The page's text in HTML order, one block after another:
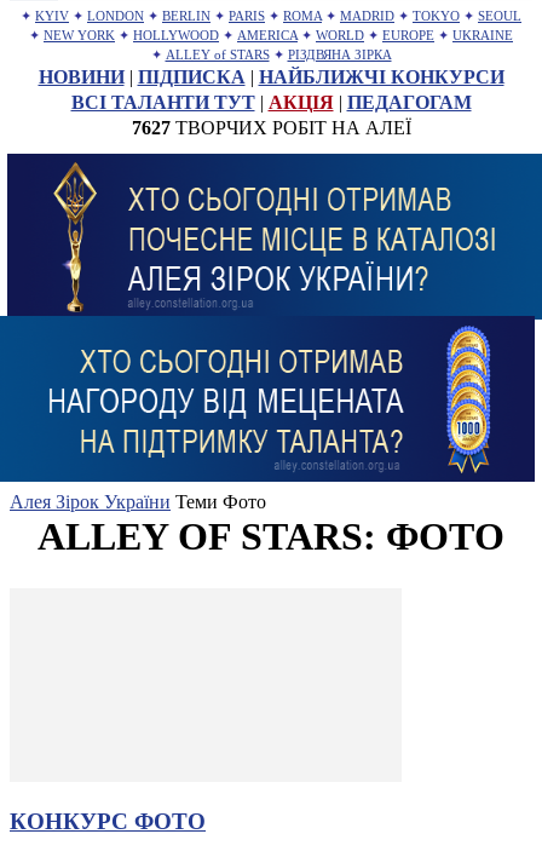
✦ KYIV ✦ LONDON ✦ BERLIN ✦ PARIS ✦ ROMA ✦ MADRID ✦ TOKYO ✦ SEOUL
✦ NEW YORK ✦ HOLLYWOOD ✦ AMERICA ✦ WORLD ✦ EUROPE ✦ UKRAINE
✦ ALLEY of STARS ✦ РІЗДВЯНА ЗІРКА
НОВИНИ| ПІДПИСКА | НАЙБЛИЖЧІ КОНКУРСИ
ВСІ ТАЛАНТИ ТУТ| АКЦІЯ| ПЕДАГОГАМ
7627ТВОРЧИХ РОБІТ НА АЛЕЇ
Алея Зірок України Теми Фото
ALLEY OF STARS: ФОТО
КОНКУРС ФОТО